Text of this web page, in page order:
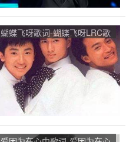
蝴蝶飞呀歌词-蝴蝶飞呀LRC歌
词-小虎队